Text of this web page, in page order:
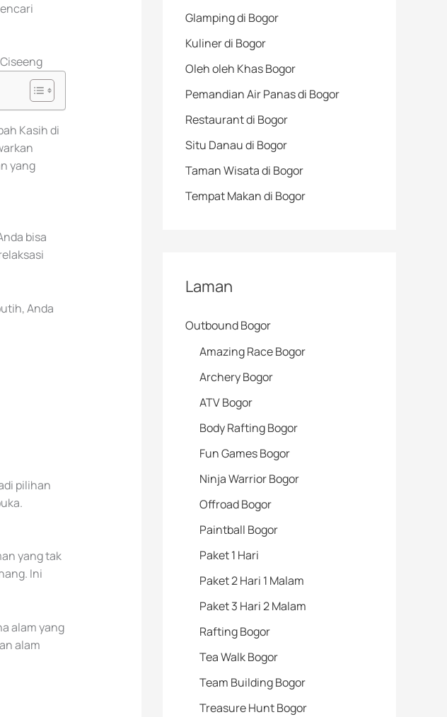
Kasih di
yang
bisa
Anda
pilihan
yang tak
Ini
alam yang
alam
Glamping di Bogor
Kuliner di Bogor
Oleh oleh Khas Bogor
Pemandian Air Panas di Bogor
Restaurant di Bogor
Situ Danau di Bogor
Taman Wisata di Bogor
Tempat Makan di Bogor
Laman
Outbound Bogor
Amazing Race Bogor
Archery Bogor
ATV Bogor
Body Rafting Bogor
Fun Games Bogor
Ninja Warrior Bogor
Offroad Bogor
Paintball Bogor
Paket 1 Hari
Paket 2 Hari 1 Malam
Paket 3 Hari 2 Malam
Rafting Bogor
Tea Walk Bogor
Team Building Bogor
Treasure Hunt Bogor